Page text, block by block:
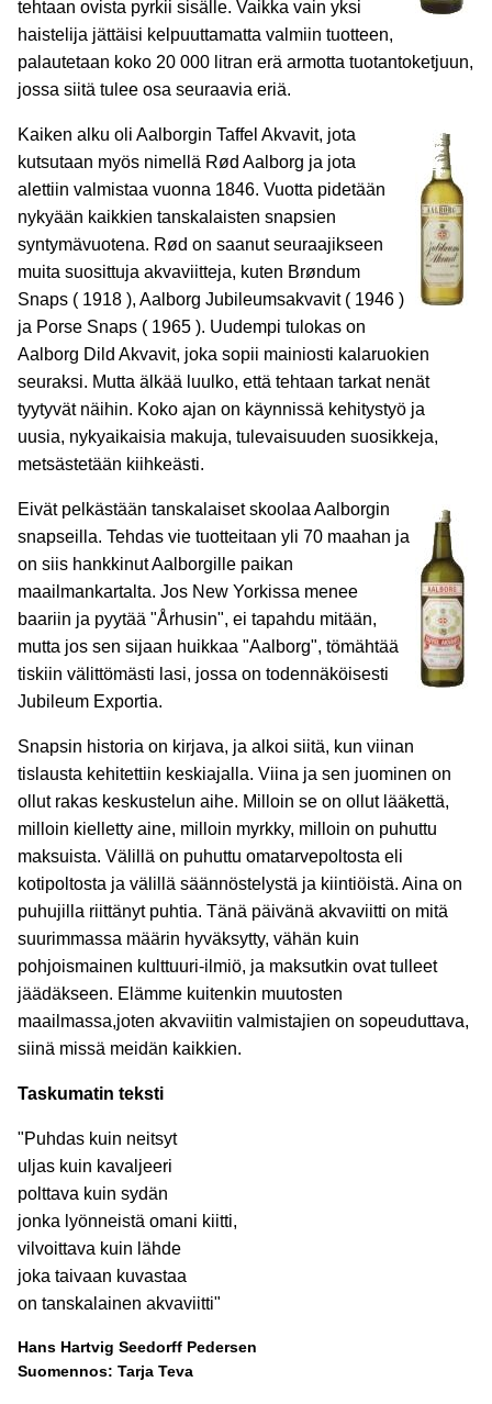
tehtaan ovista pyrkii sisälle. Vaikka vain yksi
haistelija jättäisi kelpuuttamatta valmiin tuotteen,
palautetaan koko 20 000 litran erä armotta tuotantoketjuun,
jossa siitä tulee osa seuraavia eriä.
Kaiken alku oli Aalborgin Taffel Akvavit, jota
kutsutaan myös nimellä Rød Aalborg ja jota
alettiin valmistaa vuonna 1846. Vuotta pidetään
nykyään kaikkien tanskalaisten snapsien
syntymävuotena. Rød on saanut seuraajikseen
muita suosittuja akvaviitteja, kuten Brøndum
Snaps ( 1918 ), Aalborg Jubileumsakvavit ( 1946 )
ja Porse Snaps ( 1965 ). Uudempi tulokas on
Aalborg Dild Akvavit, joka sopii mainiosti kalaruokien
seuraksi. Mutta älkää luulko, että tehtaan tarkat nenät
tyytyvät näihin. Koko ajan on käynnissä kehitystyö ja
uusia, nykyaikaisia makuja, tulevaisuuden suosikkeja,
metsästetään kiihkeästi.
Eivät pelkästään tanskalaiset skoolaa Aalborgin
snapseilla. Tehdas vie tuotteitaan yli 70 maahan ja
on siis hankkinut Aalborgille paikan
maailmankartalta. Jos New Yorkissa menee
baariin ja pyytää "Århusin", ei tapahdu mitään,
mutta jos sen sijaan huikkaa "Aalborg", tömähtää
tiskiin välittömästi lasi, jossa on todennäköisesti
Jubileum Exportia.
Snapsin historia on kirjava, ja alkoi siitä, kun viinan
tislausta kehitettiin keskiajalla. Viina ja sen juominen on
ollut rakas keskustelun aihe. Milloin se on ollut lääkettä,
milloin kielletty aine, milloin myrkky, milloin on puhuttu
maksuista. Välillä on puhuttu omatarvepoltosta eli
kotipoltosta ja välillä säännöstelystä ja kiintiöistä. Aina on
puhujilla riittänyt puhtia. Tänä päivänä akvaviitti on mitä
suurimmassa määrin hyväksytty, vähän kuin
pohjoismainen kulttuuri-ilmiö, ja maksutkin ovat tulleet
jäädäkseen. Elämme kuitenkin muutosten
maailmassa,joten akvaviitin valmistajien on sopeuduttava,
siinä missä meidän kaikkien.
Taskumatin teksti
"Puhdas kuin neitsyt
uljas kuin kavaljeeri
polttava kuin sydän
jonka lyönneistä omani kiitti,
vilvoittava kuin lähde
joka taivaan kuvastaa
on tanskalainen akvaviitti"
Hans Hartvig Seedorff Pedersen
Suomennos: Tarja Teva